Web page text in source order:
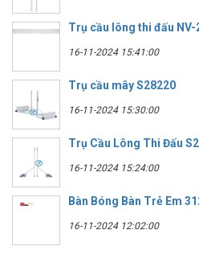
Trụ cầu lông thi đấu NV-
16-11-2024 15:41:00
Trụ cầu mây S28220
16-11-2024 15:30:00
Trụ Cầu Lông Thi Đấu
16-11-2024 15:24:00
Bàn Bóng Bàn Trẻ Em
16-11-2024 12:02:00